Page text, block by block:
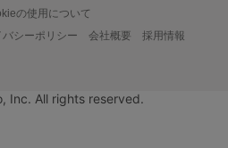
の使用について
バシーポリシー 会社概要
採用情報
Inc. All rights reserved.